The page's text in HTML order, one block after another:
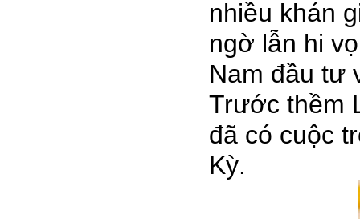
nhiều khán
ngờ lẫn hi
Nam đầu tư
Trước thềm
đã có cuộc
Kỳ.